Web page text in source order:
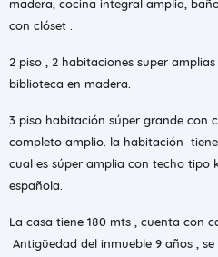
madera, cocina integral amplia,
con clóset .
2 piso , 2 habitaciones super
biblioteca en madera.
3 piso habitación súper grande con
completo amplio. la habitación
cual es súper amplia con techo tipo
española.
La casa tiene 180 mts , cuenta con
Antigüedad del inmueble 9 años ,